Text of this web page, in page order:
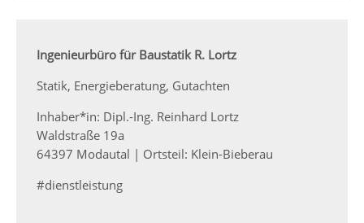
Ingenieurbüro für Baustatik R. Lortz
Statik, Energieberatung, Gutachten
Inhaber*in: Dipl.-Ing. Reinhard Lortz
Waldstraße 19a
64397 Modautal | Ortsteil: Klein-Bieberau
#dienstleistung